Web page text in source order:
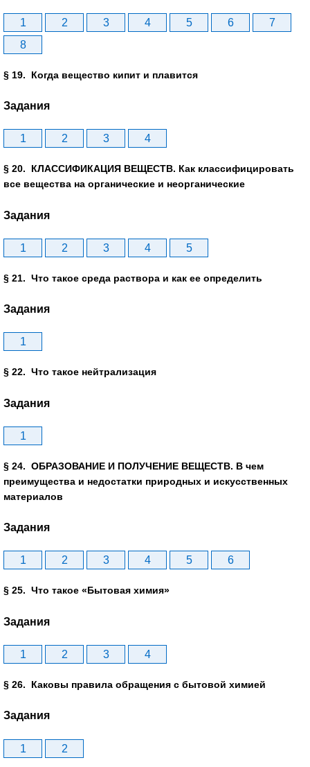
1 2 3 4 5 6
7
8
§ 19. Когда вещество кипит и плавится
Задания
1 2 3 4
§ 20. КЛАССИФИКАЦИЯ ВЕЩЕСТВ. Как классифицировать
все вещества на органические и неорганические
Задания
1 2 3 4 5
§ 21. Что такое среда раствора и как ее определить
Задания
1
§ 22. Что такое нейтрализация
Задания
1
§ 24. ОБРАЗОВАНИЕ И ПОЛУЧЕНИЕ ВЕЩЕСТВ. В чем
преимущества и недостатки природных и искусственных
материалов
Задания
1 2 3 4 5 6
§ 25. Что такое «Бытовая химия»
Задания
1 2 3 4
§ 26. Каковы правила обращения с бытовой химией
Задания
1 2